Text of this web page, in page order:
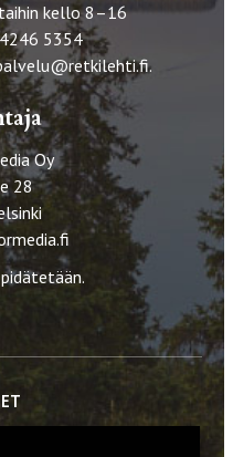
kello 8–16
5354
.
Oy
28